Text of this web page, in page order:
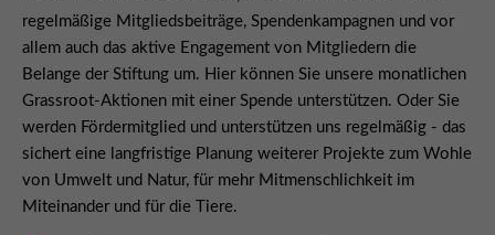
regelmäßige Mitgliedsbeiträge, Spendenkampagnen und vor
allem auch das aktive Engagement von Mitgliedern die
Belange der Stiftung um. Hier können Sie unsere monatlichen
Grassroot-Aktionen mit einer Spende unterstützen. Oder Sie
werden Fördermitglied und unterstützen uns regelmäßig - das
sichert eine langfristige Planung weiterer Projekte zum Wohle
von Umwelt und Natur, für mehr Mitmenschlichkeit im
Miteinander und für die Tiere.